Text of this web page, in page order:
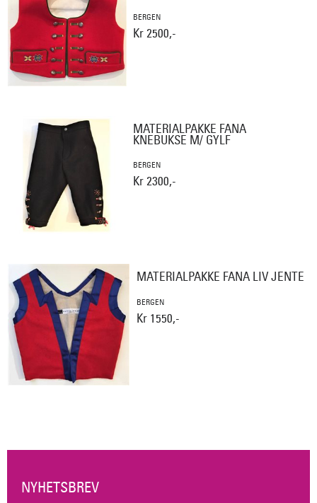
BERGEN
Kr 2500,-
MATERIALPAKKE FANA
KNEBUKSE M/ GYLF
BERGEN
Kr 2300,-
MATERIALPAKKE FANA LIV JENTE
BERGEN
Kr 1550,-
NYHETSBREV